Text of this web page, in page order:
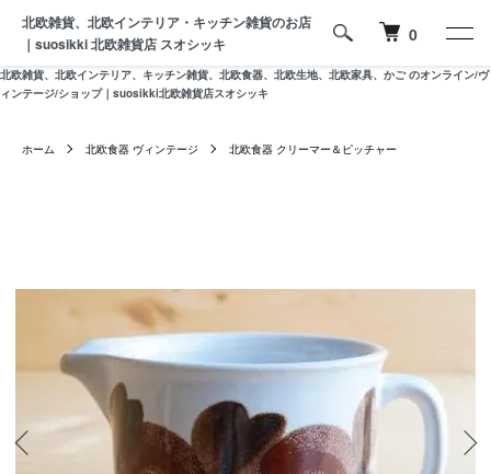
北欧雑貨、北欧インテリア、キッチン雑貨、北欧食器、北欧生地、北欧家具、かご のオンライン/ヴ
ィンテージ/ショップ｜suosikki北欧雑貨店スオシッキ
北欧雑貨、北欧インテリア・キッチン雑貨のお店
｜suosikki 北欧雑貨店 スオシッキ
0
ホーム 北欧食器 ヴィンテージ 北欧食器 クリーマー＆ピッチャー